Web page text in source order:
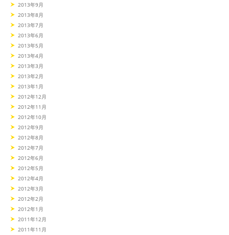
2013年9月
2013年8月
2013年7月
2013年6月
2013年5月
2013年4月
2013年3月
2013年2月
2013年1月
2012年12月
2012年11月
2012年10月
2012年9月
2012年8月
2012年7月
2012年6月
2012年5月
2012年4月
2012年3月
2012年2月
2012年1月
2011年12月
2011年11月